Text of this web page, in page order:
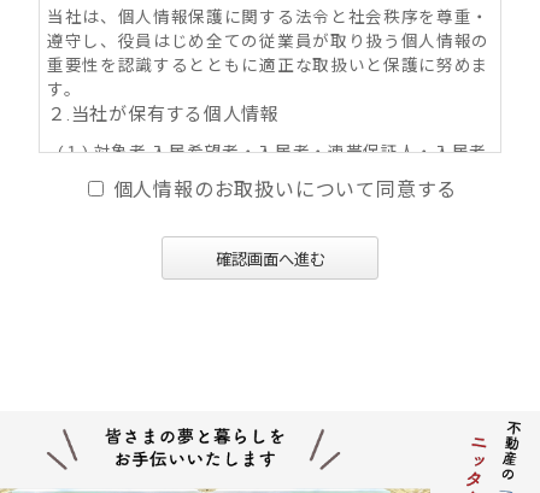
当社は、個人情報保護に関する法令と社会秩序を尊重・
遵守し、役員はじめ全ての従業員が取り扱う個人情報の
重要性を認識するとともに適正な取扱いと保護に努めま
す。
２.当社が保有する個人情報
(１) 対象者 入居希望者・入居者・連帯保証人・入居者
家族・同居人・不動産の所有者その他権利者
(２) 取得情報内容 住所・氏名・性別・生年月日・年
アドレス）・自宅電話番号・個人Ｅ-mail アドレス
(１) 不動産の賃貸、売買、交換、及びそれらの媒介・
代理、紹介、入居申込結果等の連絡、信用情報機
個人情報のお取扱いについて同意する
確認画面へ進む